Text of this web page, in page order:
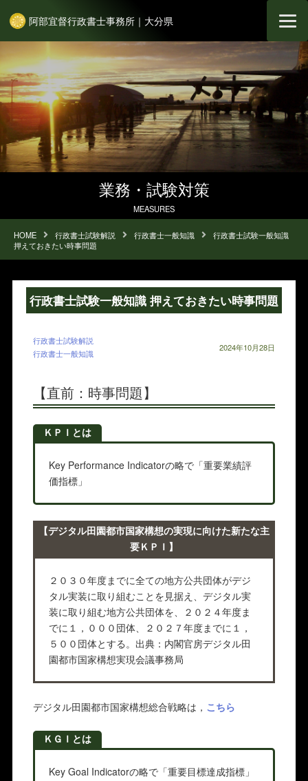
阿部宜督行政書士事務所｜大分県
業務・試験対策
MEASURES
HOME 行政書士試験解説 行政書士一般知識
行政書士試験一般知識
押えておきたい時事問題
行政書士試験一般知識 押えておきたい時事問題
行政書士試験解説
行政書士一般知識
2024年10月28日
【直前：時事問題】
ＫＰＩとは
Key Performance Indicatorの略で「重要業績評
価指標」
【デジタル⽥園都市国家構想の実現に向けた新たな主
要ＫＰＩ】
２０３０年度までに全ての地⽅公共団体がデジ
タル実装に取り組むことを⾒据え、デジタル実
装に取り組む地⽅公共団体を、２０２４年度ま
でに１，０００団体、２０２７年度までに１，
５００団体とする。出典：内閣官房デジタル⽥
園都市国家構想実現会議事務局
デジタル⽥園都市国家構想総合戦略は， こちら
ＫＧＩとは
Key Goal Indicatorの略で「重要目標達成指標」